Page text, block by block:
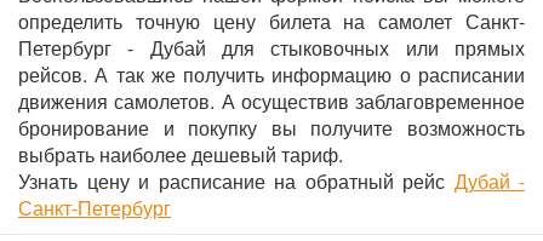
определить точную цену билета на самолет Санкт-
Петербург - Дубай для стыковочных или прямых
рейсов. А так же получить информацию о расписании
движения самолетов. А осуществив заблаговременное
бронирование и покупку вы получите возможность
выбрать наиболее дешевый тариф.
Узнать цену и расписание на обратный рейс Дубай -
Санкт-Петербург